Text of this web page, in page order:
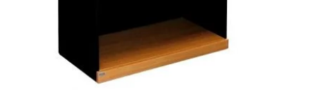
Add to Quote